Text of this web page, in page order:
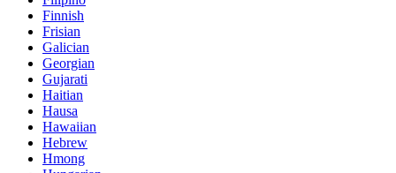
Finnish
Frisian
Galician
Georgian
Gujarati
Haitian
Hausa
Hawaiian
Hebrew
Hmong